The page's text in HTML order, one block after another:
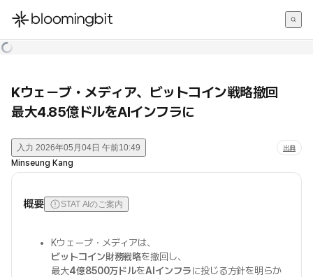
한국어
Kウェーブ・メディア、ビットコイン戦略撤回
最大4.85億ドルをAIインフラに
入力 2026年05月04日 午前10:49 出典
Minseung Kang
概要 STAT AIのご案内
Kウェーブ・メディアは、
ビットコイン財務戦略を撤回し、
最大4億8500万ドルをAIインフラに投じる方針を明らか